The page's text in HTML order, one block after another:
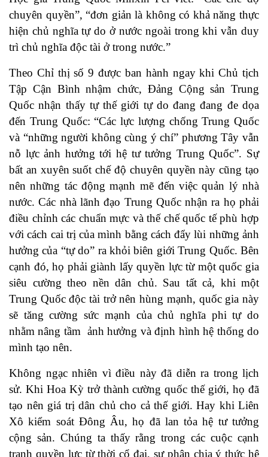
chuyên quyền”, “đơn giản là không có khả năng thực
hiện chủ nghĩa tự do ở nước ngoài trong khi vẫn duy
trì chủ nghĩa độc tài ở trong nước.”
Theo Chỉ thị số 9 được ban hành ngay khi Chủ tịch
Tập Cận Bình nhậm chức, Đảng Cộng sản Trung
Quốc nhận thấy tự thế giới tự do đang đang đe dọa
đến Trung Quốc: “Các lực lượng chống Trung Quốc
và “những người không cùng ý chí” phương Tây vẫn
nỗ lực ảnh hưởng tới hệ tư tưởng Trung Quốc”. Sự
bất an xuyên suốt chế độ chuyên quyền này cũng tạo
nên những tác động mạnh mẽ đến việc quản lý nhà
nước. Các nhà lãnh đạo Trung Quốc nhận ra họ phải
điều chỉnh các chuẩn mực và thế chế quốc tế phù hợp
với cách cai trị của mình bằng cách đẩy lùi những ảnh
hưởng của “tự do” ra khỏi biên giới Trung Quốc. Bên
cạnh đó, họ phải giành lấy quyền lực từ một quốc gia
siêu cường theo nền dân chủ. Sau tất cả, khi một
Trung Quốc độc tài trở nên hùng mạnh, quốc gia này
sẽ tăng cường sức mạnh của chủ nghĩa phi tự do
nhằm nâng tầm ảnh hưởng và định hình hệ thống do
mình tạo nên.
Không ngạc nhiên vì điều này đã diễn ra trong lịch
sử. Khi Hoa Kỳ trở thành cường quốc thế giới, họ đã
tạo nên giá trị dân chủ cho cả thế giới. Hay khi Liên
Xô kiểm soát Đông Âu, họ đã lan tỏa hệ tư tưởng
cộng sản. Chúng ta thấy rằng trong các cuộc cạnh
tranh quyền lực từ thời cổ đại, sự phân chia ý thức hệ